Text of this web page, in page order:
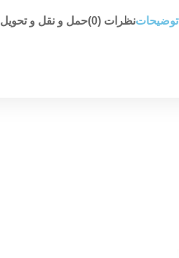
توضیحاتنظرات (0) حمل و نقل و تحویل